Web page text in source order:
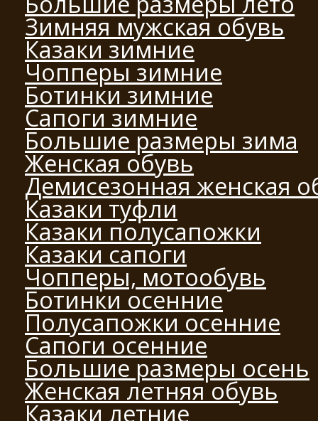
Зимняя мужская обувь
Казаки зимние
Чопперы зимние
Ботинки зимние
Сапоги зимние
Большие размеры зима
Женская обувь
Демисезонная женская
Казаки туфли
Казаки полусапожки
Казаки сапоги
Чопперы, мотообувь
Ботинки осенние
Полусапожки осенние
Сапоги осенние
Большие размеры осень
Женская летняя обувь
Казаки летние